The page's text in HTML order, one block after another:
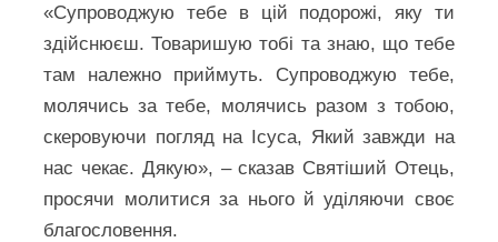
«Супроводжую тебе в цій подорожі, яку ти
здійснюєш. Товаришую тобі та знаю, що тебе
там належно приймуть. Супроводжую тебе,
молячись за тебе, молячись разом з тобою,
скеровуючи погляд на Ісуса, Який завжди на
нас чекає. Дякую», – сказав Святіший Отець,
просячи молитися за нього й уділяючи своє
благословення.